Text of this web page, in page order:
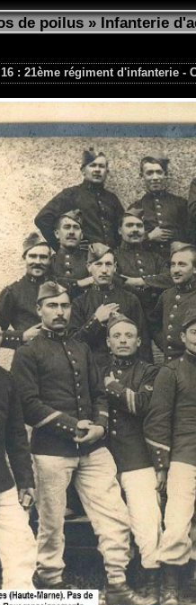
de poilus»Infanterie
16 : 21ème régiment d'infanterie -